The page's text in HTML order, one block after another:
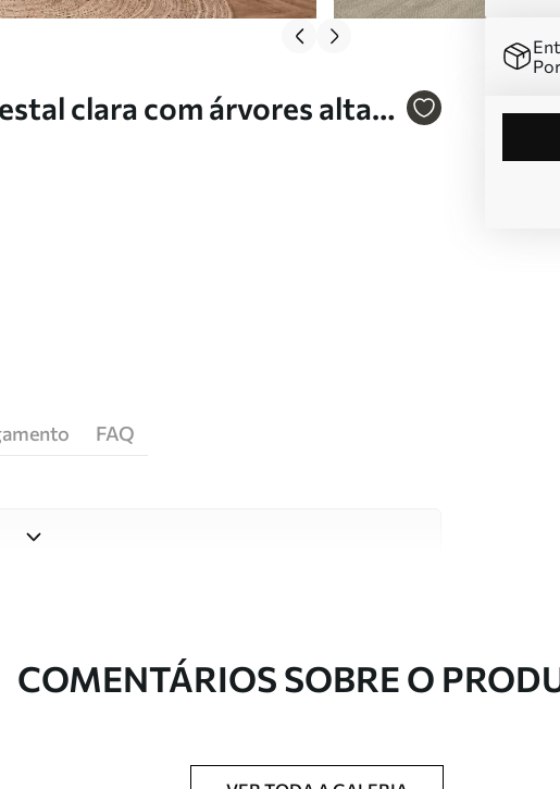
clara com árvores altas
FAQ
COMENTÁRIOS SOBRE O